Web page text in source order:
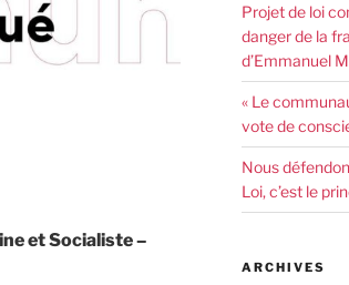
et Socialiste –
Projet de loi
danger de la
d’Emmanuel
« Le
vote de
Nous
Loi, c’est le
ARCHIVES